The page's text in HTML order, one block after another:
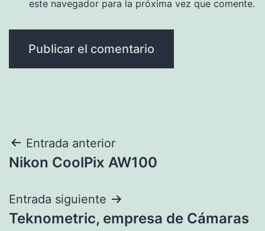
este navegador para la próxima vez que comente.
Navegación
de
entradas
Entrada anterior
Nikon CoolPix AW100
Entrada siguiente
Teknometric, empresa de Cámaras